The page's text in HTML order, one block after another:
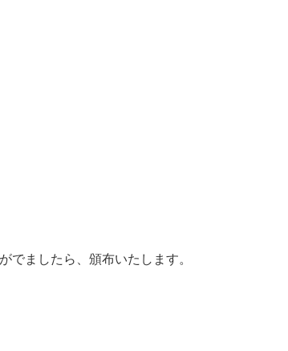
ましたら、頒布いたします。